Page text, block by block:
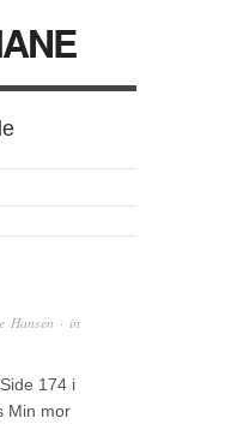
Hansen · in
174 i
Min mor